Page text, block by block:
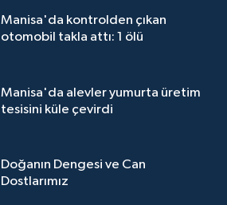
Manisa'da kontrolden çıkan
otomobil takla attı: 1 ölü
Manisa'da alevler yumurta üretim
tesisini küle çevirdi
Doğanın Dengesi ve Can
Dostlarımız